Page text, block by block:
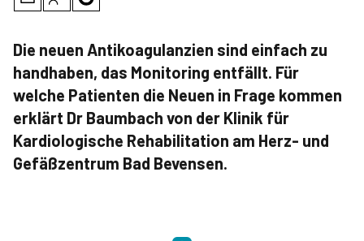
Die neuen Antikoagulanzien sind einfach zu
handhaben, das Monitoring entfällt. Für
welche Patienten die Neuen in Frage kommen
erklärt Dr Baumbach von der Klinik für
Kardiologische Rehabilitation am Herz- und
Gefäßzentrum Bad Bevensen.